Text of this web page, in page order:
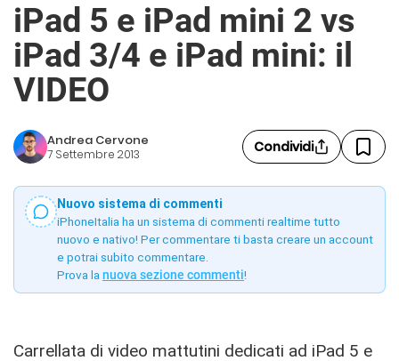
iPad 5 e iPad mini 2 vs
iPad 3/4 e iPad mini: il
VIDEO
Andrea Cervone
7 Settembre 2013 Condividi
Nuovo sistema di commenti
iPhoneItalia ha un sistema di commenti realtime tutto
nuovo e nativo! Per commentare ti basta creare un account
e potrai subito commentare.
Prova la nuova sezione commenti!
Carrellata di video mattutini dedicati ad iPad 5 e